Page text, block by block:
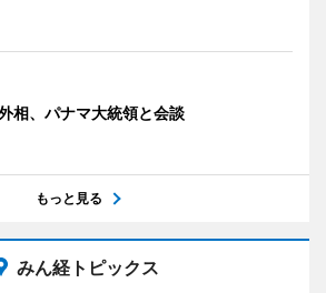
相、パナマ大統領と会談
もっと見る
みん経トピックス